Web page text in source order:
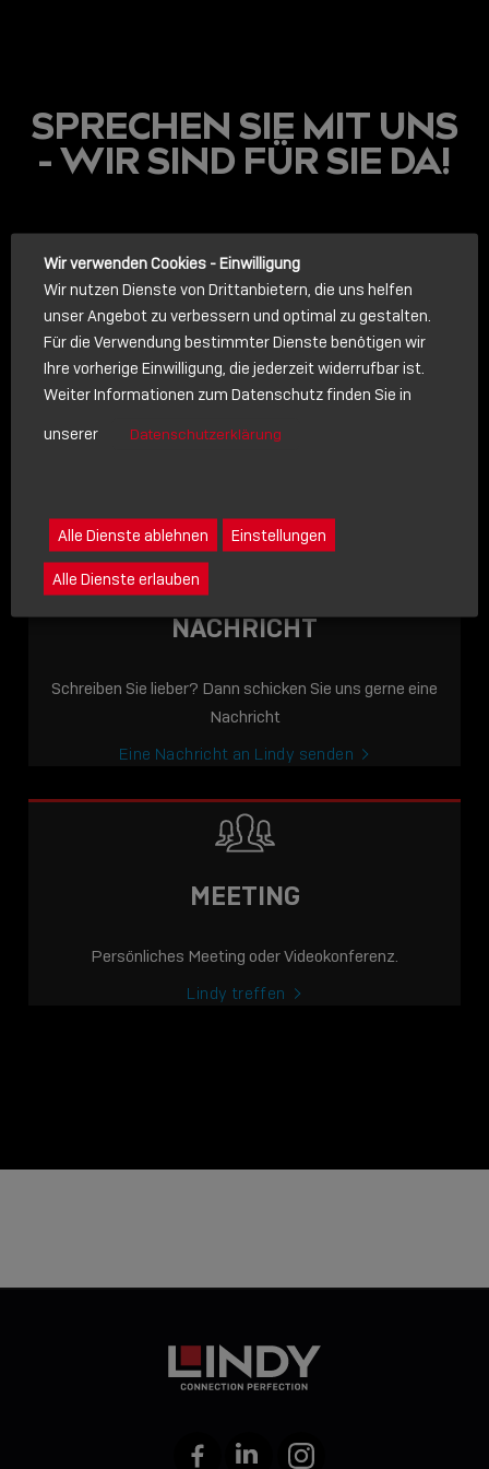
LINDY ACADEMY
JETZT ONLINE
VERFÜGBAR: DIE
LINDY ACADEMY –
WISSEN, DAS
VERBINDET!
SPRECHEN SIE MIT UNS
- WIR SIND FÜR SIE DA!
ANRUF
Rufen Sie uns an. Wir sprechen gerne mit Ihnen.
NACHRICHT
Schreiben Sie lieber? Dann schicken Sie uns gerne eine
Nachricht
Eine Nachricht an Lindy senden
MEETING
Persönliches Meeting oder Videokonferenz.
Lindy treffen
FacebookLinkedIn Instagram
Wir verwenden Cookies - Einwilligung
Wir nutzen Dienste von Drittanbietern, die uns helfen
unser Angebot zu verbessern und optimal zu gestalten.
Für die Verwendung bestimmter Dienste benötigen wir
Ihre vorherige Einwilligung, die jederzeit widerrufbar ist.
Weiter Informationen zum Datenschutz finden Sie in
unserer
Datenschutzerklärung
Alle Dienste ablehnen Einstellungen
Alle Dienste erlauben